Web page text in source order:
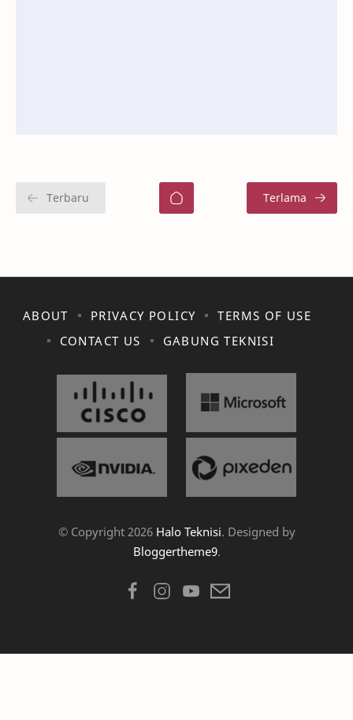
ABOUT PRIVACY POLICY
TERMS OF USE
CONTACT US
GABUNG TEKNISI
© Copyright 2026 Halo Teknisi. Designed by
Bloggertheme9.